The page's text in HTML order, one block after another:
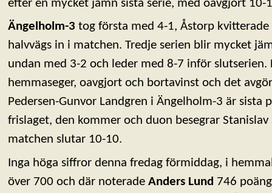
efter en mycket jämn sista serie, med oavgjort 10-
Ängelholm-3 tog första med 4-1, Åstorp
halvvägs in i matchen. Tredje serien blir mycket
undan med 3-2 och leder med 8-7 inför
hemmaseger, oavgjort och bortavinst och det
Pedersen-Gunvor Landgren i Ängelholm-3 är sista
frislaget, den kommer och duon besegrar Stanislav
matchen slutar 10-10.
Inga höga siffror denna fredag förmiddag, i
över 700 och där noterade Anders Lund 746